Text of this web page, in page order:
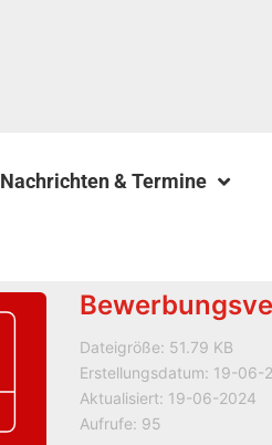
Nachrichten & Termine
Dateigröße: 51.79 KB
Erstellungsdatum: 19-06-
Aktualisiert: 19-06-2024
Aufrufe: 95